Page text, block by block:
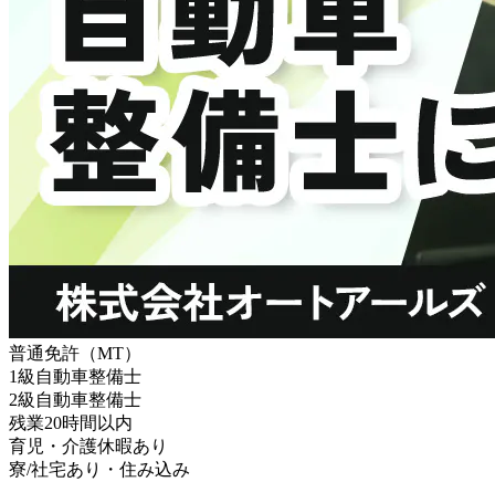
普通免許（MT）
1級自動車整備士
2級自動車整備士
残業20時間以内
育児・介護休暇あり
寮/社宅あり・住み込み